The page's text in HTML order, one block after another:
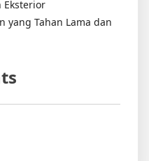
yang Tahan Lama dan